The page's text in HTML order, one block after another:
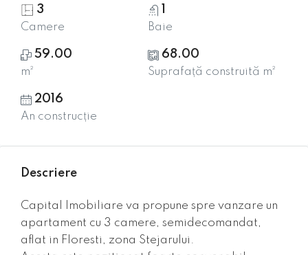
3
Camere Baie
59.00
m²
68.00
Suprafață construită m²
2016
An construcție
Descriere
Capital Imobiliare va propune spre vanzare un
apartament cu 3 camere, semidecomandat,
aflat in Floresti, zona Stejarului.